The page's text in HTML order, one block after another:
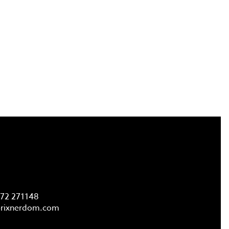
271148
com